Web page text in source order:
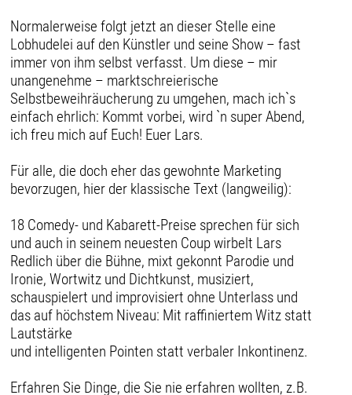
Normalerweise folgt jetzt an dieser Stelle eine
Lobhudelei auf den Künstler und seine Show – fast
immer von ihm selbst verfasst. Um diese – mir
unangenehme – marktschreierische
Selbstbeweihräucherung zu umgehen, mach ich`s
einfach ehrlich: Kommt vorbei, wird `n super Abend,
ich freu mich auf Euch! Euer Lars.
Für alle, die doch eher das gewohnte Marketing
bevorzugen, hier der klassische Text (langweilig):
18 Comedy- und Kabarett-Preise sprechen für sich
und auch in seinem neuesten Coup wirbelt Lars
Redlich über die Bühne, mixt gekonnt Parodie und
Ironie, Wortwitz und Dichtkunst, musiziert,
schauspielert und improvisiert ohne Unterlass und
das auf höchstem Niveau: Mit raffiniertem Witz statt
Lautstärke
und intelligenten Pointen statt verbaler Inkontinenz.
Erfahren Sie Dinge, die Sie nie erfahren wollten, z.B.